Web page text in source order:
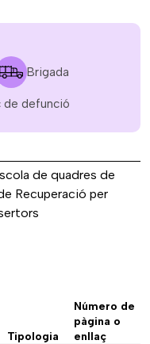
Brigada
de defunció
de quadres de
Recuperació per
Tipologia
Número de
pàgina o
enllaç